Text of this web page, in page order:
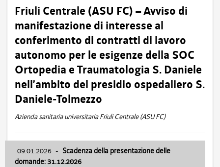
Friuli Centrale (ASU FC) – Avviso di
manifestazione di interesse al
conferimento di contratti di lavoro
autonomo per le esigenze della SOC
Ortopedia e Traumatologia S. Daniele
nell’ambito del presidio ospedaliero S.
Daniele-Tolmezzo
Azienda sanitaria universitaria Friuli Centrale (ASU FC)
09.01.2026 - Scadenza della presentazione delle
domande: 31.12.2026